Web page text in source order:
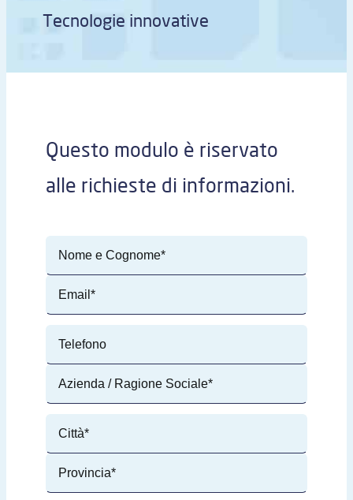
Tecnologie innovative
Questo modulo è riservato
alle richieste di informazioni.